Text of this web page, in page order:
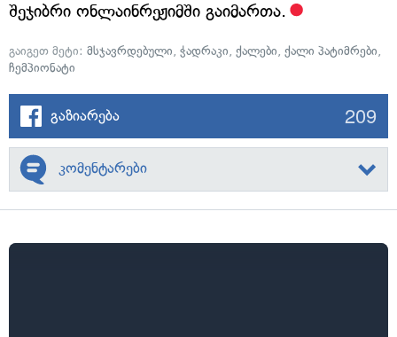
შეჯიბრი ონლაინრეჟიმში გაიმართა.
გაიგეთ მეტი: მსჯავრდებული, ჭადრაკი, ქალები, ქალი პატიმრები,
ჩემპიონატი
გაზიარება 209
კომენტარები